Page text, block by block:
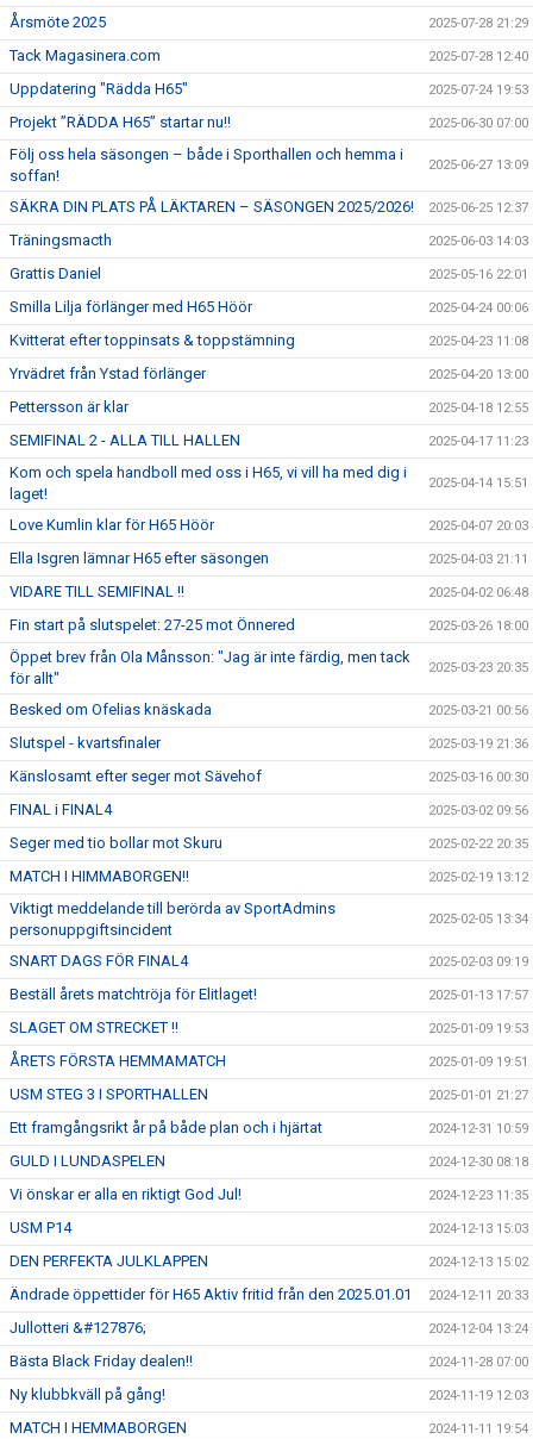
Årsmöte 2025 2025-07-28 21:29
Tack Magasinera.com 2025-07-28 12:40
Uppdatering "Rädda H65" 2025-07-24 19:53
Projekt ”RÄDDA H65” startar nu!! 2025-06-30 07:00
Följ oss hela säsongen – både i Sporthallen och hemma i
soffan!
2025-06-27 13:09
SÄKRA DIN PLATS PÅ LÄKTAREN – SÄSONGEN 2025/2026! 2025-06-25 12:37
Träningsmacth 2025-06-03 14:03
Grattis Daniel 2025-05-16 22:01
Smilla Lilja förlänger med H65 Höör 2025-04-24 00:06
Kvitterat efter toppinsats & toppstämning 2025-04-23 11:08
Yrvädret från Ystad förlänger 2025-04-20 13:00
Pettersson är klar 2025-04-18 12:55
SEMIFINAL 2 - ALLA TILL HALLEN 2025-04-17 11:23
Kom och spela handboll med oss i H65, vi vill ha med dig i
laget!
2025-04-14 15:51
Love Kumlin klar för H65 Höör 2025-04-07 20:03
Ella Isgren lämnar H65 efter säsongen 2025-04-03 21:11
VIDARE TILL SEMIFINAL !! 2025-04-02 06:48
Fin start på slutspelet: 27-25 mot Önnered 2025-03-26 18:00
Öppet brev från Ola Månsson: "Jag är inte färdig, men tack
för allt"
2025-03-23 20:35
Besked om Ofelias knäskada 2025-03-21 00:56
Slutspel - kvartsfinaler 2025-03-19 21:36
Känslosamt efter seger mot Sävehof 2025-03-16 00:30
FINAL i FINAL4 2025-03-02 09:56
Seger med tio bollar mot Skuru 2025-02-22 20:35
MATCH I HIMMABORGEN!! 2025-02-19 13:12
Viktigt meddelande till berörda av SportAdmins
personuppgiftsincident
2025-02-05 13:34
SNART DAGS FÖR FINAL4 2025-02-03 09:19
Beställ årets matchtröja för Elitlaget! 2025-01-13 17:57
SLAGET OM STRECKET !! 2025-01-09 19:53
ÅRETS FÖRSTA HEMMAMATCH 2025-01-09 19:51
USM STEG 3 I SPORTHALLEN 2025-01-01 21:27
Ett framgångsrikt år på både plan och i hjärtat 2024-12-31 10:59
GULD I LUNDASPELEN 2024-12-30 08:18
Vi önskar er alla en riktigt God Jul! 2024-12-23 11:35
USM P14 2024-12-13 15:03
DEN PERFEKTA JULKLAPPEN 2024-12-13 15:02
Ändrade öppettider för H65 Aktiv fritid från den 2025.01.01 2024-12-11 20:33
Jullotteri &#127876; 2024-12-04 13:24
Bästa Black Friday dealen!! 2024-11-28 07:00
Ny klubbkväll på gång! 2024-11-19 12:03
MATCH I HEMMABORGEN 2024-11-11 19:54